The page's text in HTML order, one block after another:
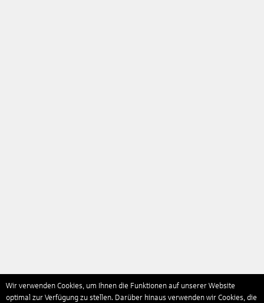
Wir verwenden Cookies, um Ihnen die Funktionen auf unserer Website
optimal zur Verfügung zu stellen. Darüber hinaus verwenden wir Cookies, die